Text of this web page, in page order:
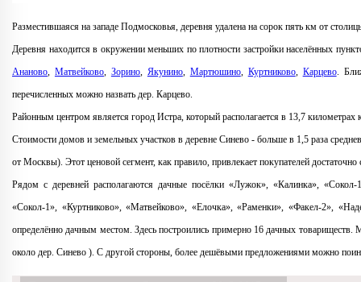
Разместившаяся на западе Подмосковья, деревня удалена на сорок пять км от
Деревня находится в окружении меньших по плотности застройки населённых
Ананово, Матвейково, Зорино, Якунино, Мартюшино, Куртниково, Карцево.
перечисленных можно назвать дер. Карцево.
Районным центром является город Истра, который располагается в 13,7
Стоимости домов и земельных участков в деревне Синево - больше в 1,5 раза
от Москвы). Этот ценовой сегмент, как правило, привлекает покупателей достаточно
Рядом с деревней располагаются дачные посёлки «Лужок», «Калинка»,
«Сокол-1», «Куртниково», «Матвейково», «Елочка», «Раменки», «Факел-2»,
определённо дачным местом. Здесь построились примерно 16 дачных
около дер. Синево ). С другой стороны, более дешёвыми предложениями можно